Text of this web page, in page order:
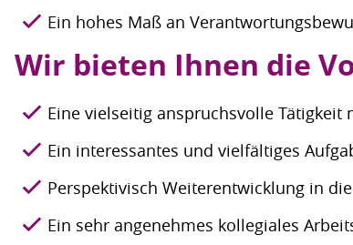
Ein hohes Maß an
Wir bieten Ihnen die
Eine vielseitig anspruchsvolle
Ein interessantes und vielfältiges
Perspektivisch Weiterentwicklung in
Ein sehr angenehmes kollegiales